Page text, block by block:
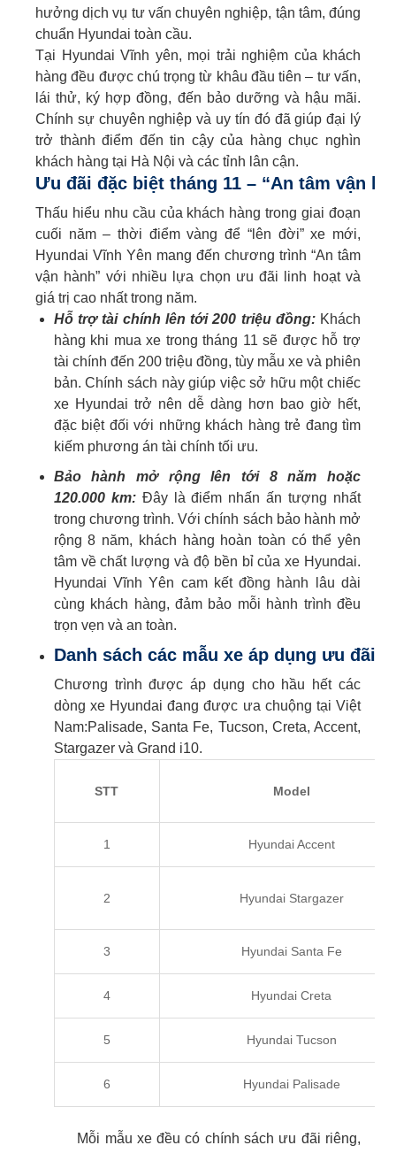
hưởng dịch vụ tư vấn chuyên nghiệp, tận tâm, đúng
chuẩn Hyundai toàn cầu.
Tại Hyundai Vĩnh yên, mọi trải nghiệm của khách
hàng đều được chú trọng từ khâu đầu tiên – tư vấn,
lái thử, ký hợp đồng, đến bảo dưỡng và hậu mãi.
Chính sự chuyên nghiệp và uy tín đó đã giúp đại lý
trở thành điểm đến tin cậy của hàng chục nghìn
khách hàng tại Hà Nội và các tỉnh lân cận.
Ưu đãi đặc biệt tháng 11 – “An tâm vận
Thấu hiểu nhu cầu của khách hàng trong giai đoạn
cuối năm – thời điểm vàng để “lên đời” xe mới,
Hyundai Vĩnh Yên mang đến chương trình “An tâm
vận hành” với nhiều lựa chọn ưu đãi linh hoạt và
giá trị cao nhất trong năm.
Hỗ trợ tài chính lên tới 200 triệu đồng: Khách
hàng khi mua xe trong tháng 11 sẽ được hỗ trợ
tài chính đến 200 triệu đồng, tùy mẫu xe và phiên
bản. Chính sách này giúp việc sở hữu một chiếc
xe Hyundai trở nên dễ dàng hơn bao giờ hết,
đặc biệt đối với những khách hàng trẻ đang tìm
kiếm phương án tài chính tối ưu.
Bảo hành mở rộng lên tới 8 năm hoặc
120.000 km:Đây là điểm nhấn ấn tượng nhất
trong chương trình. Với chính sách bảo hành mở
rộng 8 năm, khách hàng hoàn toàn có thể yên
tâm về chất lượng và độ bền bỉ của xe Hyundai.
Hyundai Vĩnh Yên cam kết đồng hành lâu dài
cùng khách hàng, đảm bảo mỗi hành trình đều
trọn vẹn và an toàn.
Danh sách các mẫu xe áp dụng ưu đãi
Chương trình được áp dụng cho hầu hết các
dòng xe Hyundai đang được ưa chuộng tại Việt
Nam:Palisade, Santa Fe, Tucson, Creta, Accent,
Stargazer và Grand i10.
STT Model
1 Hyundai Accent
2 Hyundai Stargazer
3 Hyundai Santa Fe
4 Hyundai Creta
5 Hyundai Tucson
6 Hyundai Palisade
Mỗi mẫu xe đều có chính sách ưu đãi riêng,